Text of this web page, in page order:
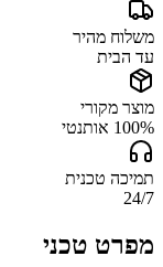
משלוח מהיר
עד הבית
מוצר מקורי
100% אותנטי
תמיכה טכנית
24/7
מפרט טכני